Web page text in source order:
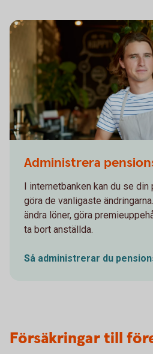
Administrera
I internetbanken kan du se din
göra de vanligaste
ändra löner, göra
ta bort anställda.
Så administrerar du
Försäkringar till